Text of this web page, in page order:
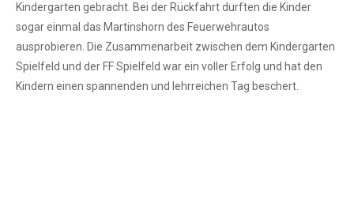
Kindergarten gebracht. Bei der Rückfahrt durften die Kinder
sogar einmal das Martinshorn des Feuerwehrautos
ausprobieren. Die Zusammenarbeit zwischen dem Kindergarten
Spielfeld und der FF Spielfeld war ein voller Erfolg und hat den
Kindern einen spannenden und lehrreichen Tag beschert.